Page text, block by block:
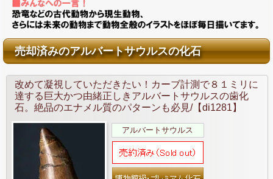
売却済みのアルバートサウルスの化石
改めて凝視していただきたい！カーブ計測で８１ミリに
達する巨大かつ由緒正しきアルバートサウルスの歯化
石。絶品のエナメル質のパターンも必見/【di1281】
アルバートサウルス